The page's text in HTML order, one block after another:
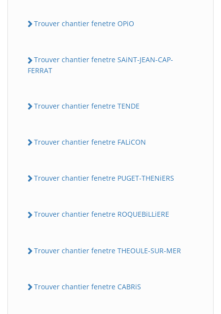
Trouver chantier fenetre OPiO
Trouver chantier fenetre SAiNT-JEAN-CAP-
FERRAT
Trouver chantier fenetre TENDE
Trouver chantier fenetre FALiCON
Trouver chantier fenetre PUGET-THENiERS
Trouver chantier fenetre ROQUEBiLLiERE
Trouver chantier fenetre THEOULE-SUR-MER
Trouver chantier fenetre CABRiS